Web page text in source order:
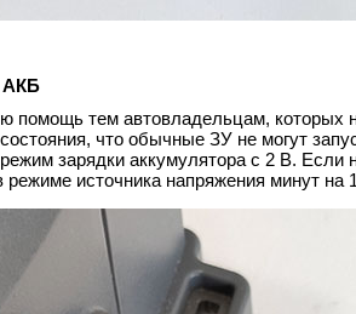
АКБ
тем автовладельцам, которых
что обычные ЗУ не могут
зарядки аккумулятора с 2 В. Если
источника напряжения минут на